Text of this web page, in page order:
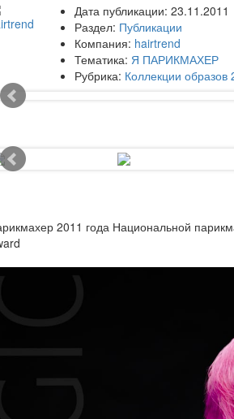
Дата публикации: 23.11.2011
Раздел: Публикации
Компания: hairtrend
Тематика: Я ПАРИКМАХЕР
Рубрика: Коллекции образов
2011 года Национальной